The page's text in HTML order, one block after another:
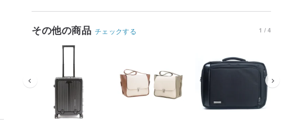
その他の商品 チェックする 1 / 4